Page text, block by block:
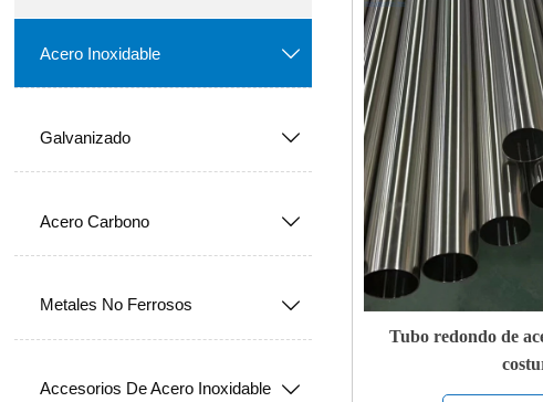
Acero Inoxidable 
Galvanizado 
Acero Carbono 
Metales No Ferrosos 
Accesorios De Acero Inoxidable 
Tubo redondo de